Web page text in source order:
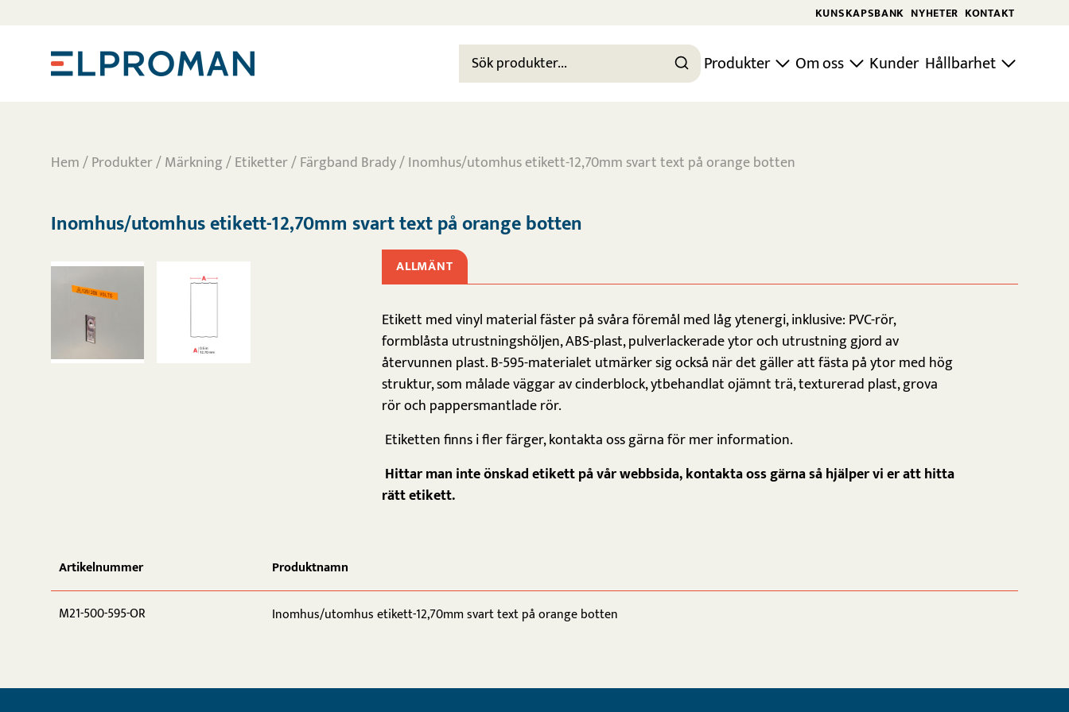
KUNSKAPSBANK NYHETER KONTAKT
Produkter Om oss Kunder Hållbarhet
Hem/Produkter/Märkning/Etiketter / Färgband Brady/ Inomhus/utomhus etikett-12,70mm svart text på orange botten
Inomhus/utomhus etikett-12,70mm svart text på orange botten
ALLMÄNT
Etikett med vinyl material fäster på svåra föremål med låg ytenergi, inklusive: PVC-rör,
formblåsta utrustningshöljen, ABS-plast, pulverlackerade ytor och utrustning gjord av
återvunnen plast. B-595-materialet utmärker sig också när det gäller att fästa på ytor med hög
struktur, som målade väggar av cinderblock, ytbehandlat ojämnt trä, texturerad plast, grova
rör och pappersmantlade rör.
Etiketten finns i fler färger, kontakta oss gärna för mer information.
Hittar man inte önskad etikett på vår webbsida, kontakta oss gärna så hjälper vi er att hitta
rätt etikett.
Artikelnummer Produktnamn
M21-500-595-OR Inomhus/utomhus etikett-12,70mm svart text på orange botten